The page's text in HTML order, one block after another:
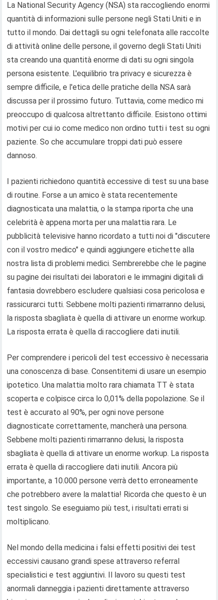
La National Security Agency (NSA) sta raccogliendo enormi
quantità di informazioni sulle persone negli Stati Uniti e in
tutto il mondo. Dai dettagli su ogni telefonata alle raccolte
di attività online delle persone, il governo degli Stati Uniti
sta creando una quantità enorme di dati su ogni singola
persona esistente. L'equilibrio tra privacy e sicurezza è
sempre difficile, e l'etica delle pratiche della NSA sarà
discussa per il prossimo futuro. Tuttavia, come medico mi
preoccupo di qualcosa altrettanto difficile. Esistono ottimi
motivi per cui io come medico non ordino tutti i test su ogni
paziente. So che accumulare troppi dati può essere
dannoso.
I pazienti richiedono quantità eccessive di test su una base
di routine. Forse a un amico è stata recentemente
diagnosticata una malattia, o la stampa riporta che una
celebrità è appena morta per una malattia rara. Le
pubblicità televisive hanno ricordato a tutti noi di "discutere
con il vostro medico" e quindi aggiungere etichette alla
nostra lista di problemi medici. Sembrerebbe che le pagine
su pagine dei risultati dei laboratori e le immagini digitali di
fantasia dovrebbero escludere qualsiasi cosa pericolosa e
rassicurarci tutti. Sebbene molti pazienti rimarranno delusi,
la risposta sbagliata è quella di attivare un enorme workup.
La risposta errata è quella di raccogliere dati inutili.
Per comprendere i pericoli del test eccessivo è necessaria
una conoscenza di base. Consentitemi di usare un esempio
ipotetico. Una malattia molto rara chiamata TT è stata
scoperta e colpisce circa lo 0,01% della popolazione. Se il
test è accurato al 90%, per ogni nove persone
diagnosticate correttamente, mancherà una persona.
Sebbene molti pazienti rimarranno delusi, la risposta
sbagliata è quella di attivare un enorme workup. La risposta
errata è quella di raccogliere dati inutili. Ancora più
importante, a 10.000 persone verrà detto erroneamente
che potrebbero avere la malattia! Ricorda che questo è un
test singolo. Se eseguiamo più test, i risultati errati si
moltiplicano.
Nel mondo della medicina i falsi effetti positivi dei test
eccessivi causano grandi spese attraverso referral
specialistici e test aggiuntivi. Il lavoro su questi test
anormali danneggia i pazienti direttamente attraverso